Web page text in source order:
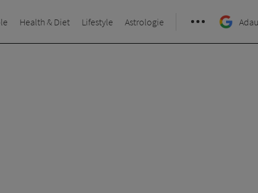
Health & Diet Lifestyle Astrologie